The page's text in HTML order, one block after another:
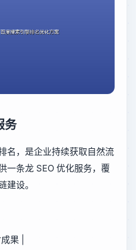
务
名，是企业持续获取自然流
一条龙 SEO 优化服务，覆
建设。
果 |